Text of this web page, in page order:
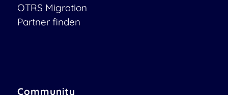
OTRS Migration
Partner finden
Community